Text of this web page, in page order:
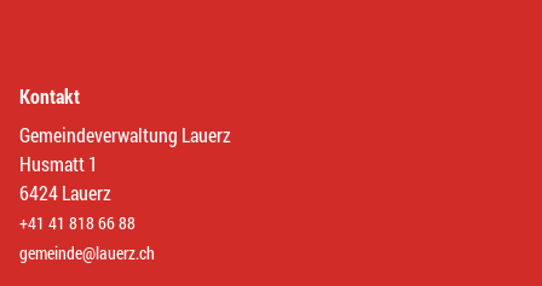
Kontakt
Gemeindeverwaltung Lauerz
Husmatt 1
6424 Lauerz
+41 41 818 66 88
gemeinde@lauerz.ch